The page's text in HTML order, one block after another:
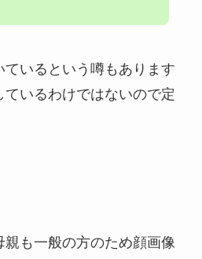
ているという噂もあります
いるわけではないので定
も一般の方のため顔画像